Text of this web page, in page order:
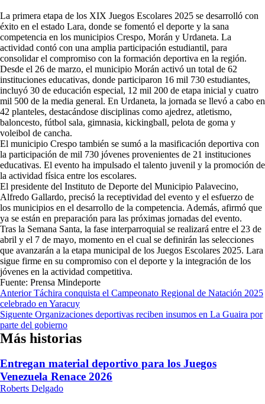
La primera etapa de los XIX Juegos Escolares 2025 se desarrolló con
éxito en el estado Lara, donde se fomentó el deporte y la sana
competencia en los municipios Crespo, Morán y Urdaneta. La
actividad contó con una amplia participación estudiantil, para
consolidar el compromiso con la formación deportiva en la región.
Desde el 26 de marzo, el municipio Morán activó un total de 62
instituciones educativas, donde participaron 16 mil 730 estudiantes,
incluyó 30 de educación especial, 12 mil 200 de etapa inicial y cuatro
mil 500 de la media general. En Urdaneta, la jornada se llevó a cabo en
42 planteles, destacándose disciplinas como ajedrez, atletismo,
baloncesto, fútbol sala, gimnasia, kickingball, pelota de goma y
voleibol de cancha.
El municipio Crespo también se sumó a la masificación deportiva con
la participación de mil 730 jóvenes provenientes de 21 instituciones
educativas. El evento ha impulsado el talento juvenil y la promoción de
la actividad física entre los escolares.
El presidente del Instituto de Deporte del Municipio Palavecino,
Alfredo Gallardo, precisó la receptividad del evento y el esfuerzo de
los municipios en el desarrollo de la competencia. Además, afirmó que
ya se están en preparación para las próximas jornadas del evento.
Tras la Semana Santa, la fase interparroquial se realizará entre el 23 de
abril y el 7 de mayo, momento en el cual se definirán las selecciones
que avanzarán a la etapa municipal de los Juegos Escolares 2025. Lara
sigue firme en su compromiso con el deporte y la integración de los
jóvenes en la actividad competitiva.
Fuente: Prensa Mindeporte
Navegación
de
entradas
AnteriorTáchira conquista el Campeonato Regional de Natación 2025
celebrado en Yaracuy
Siguente Organizaciones deportivas reciben insumos en La Guaira por
parte del gobierno
Más historias
Entregan material deportivo para los Juegos
Venezuela Renace 2026
Roberts Delgado